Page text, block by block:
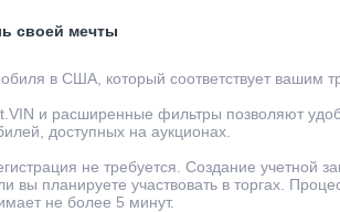
своей мечты
в США, который соответствует вашим
и расширенные фильтры позволяют
доступных на аукционах.
не требуется. Создание учетной
вы планируете участвовать в торгах.
не более 5 минут.